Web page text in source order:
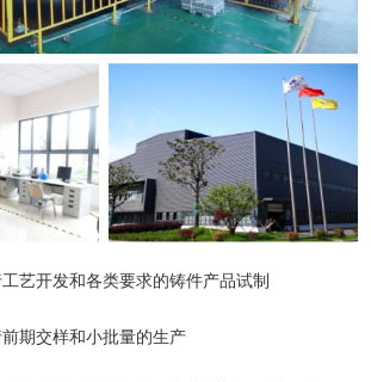
艺开发和各类要求的铸件产品试制
期交样和小批量的生产